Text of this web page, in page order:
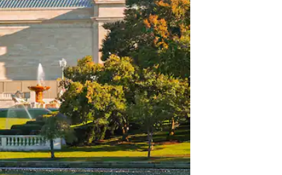
ou en appuyant et en faisant glisser.